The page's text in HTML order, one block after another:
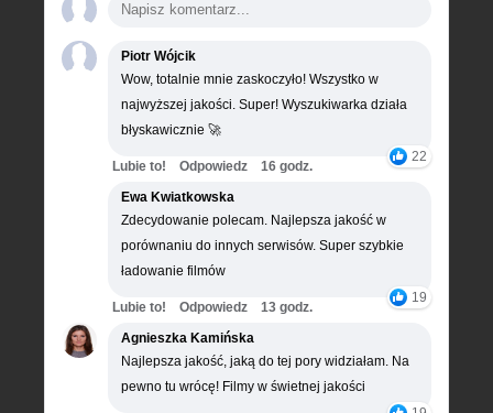
Piotr Wójcik
Wow, totalnie mnie zaskoczyło! Wszystko w
najwyższej jakości. Super! Wyszukiwarka działa
błyskawicznie 🚀
22
Lubie to! Odpowiedz
16 godz.
Ewa Kwiatkowska
Zdecydowanie polecam. Najlepsza jakość w
porównaniu do innych serwisów. Super szybkie
ładowanie filmów
19
Lubie to! Odpowiedz
13 godz.
Agnieszka Kamińska
Najlepsza jakość, jaką do tej pory widziałam. Na
pewno tu wrócę! Filmy w świetnej jakości